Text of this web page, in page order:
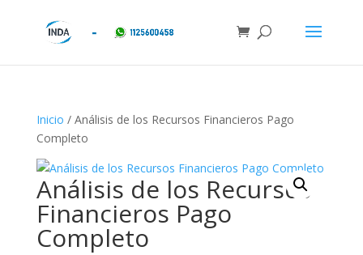
Inicio / Análisis de los Recursos Financieros Pago
Completo
Análisis de los Recursos
Financieros Pago
Completo